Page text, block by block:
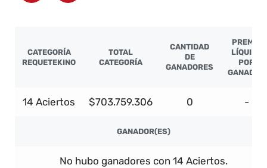
CATEGORÍA
REQUETEKINO
TOTAL
CATEGORÍA
CANTIDAD
DE
GANADORES
PREMIO
LÍQUIDO
POR
GANADOR
14 Aciertos $703.759.306 0 -
GANADOR(ES)
No hubo ganadores con 14 Aciertos.